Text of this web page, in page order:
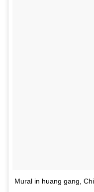
Mural in huang gang,